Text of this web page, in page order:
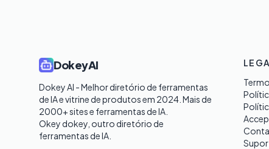
DokeyAI
Dokey AI - Melhor diretório de ferramentas
de IA e vitrine de produtos em 2024. Mais de
2000+ sites e ferramentas de IA.
Okey dokey, outro diretório de
ferramentas de IA.